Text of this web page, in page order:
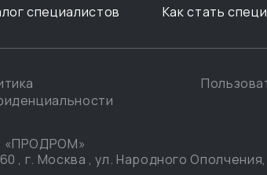
специалистов
Как стать
«ПРОДРОМ»
, г. Москва ,ул. Народного